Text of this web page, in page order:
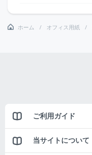
ホーム オフィス用紙
ご利用ガイド
当サイトについて